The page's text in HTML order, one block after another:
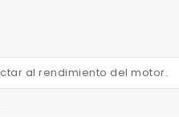
al rendimiento del motor.